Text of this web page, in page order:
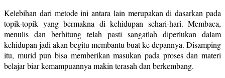
Kelebihan dari metode ini antara lain merupakan di dasarkan pada
topik-topik yang bermakna di kehidupan sehari-hari. Membaca,
menulis dan berhitung telah pasti sangatlah diperlukan dalam
kehidupan jadi akan begitu membantu buat ke depannya. Disamping
itu, murid pun bisa memberikan masukan pada proses dan materi
belajar biar kemampuannya makin terasah dan berkembang.